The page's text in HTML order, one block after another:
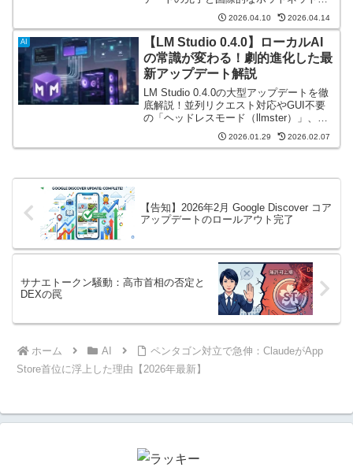
討作戦「Operation Masquerade」の連動
を徹底分析。アクセス減少の正体と、デ
ータ正常化の背景を考察。
2026.04.10 2026.04.14
AI
【LM Studio 0.4.0】ローカルAI
の常識が変わる！劇的進化した最
新アップデート解説
LM Studio 0.4.0の大型アップデートを徹
底解説！並列リクエスト対応やGUI不要
の「ヘッドレスモード（llmster）」、強
力なCLIツール「lms」の使い方まで網
羅。単なるチャットアプリから、最強の
2026.01.29 2026.02.07
【告知】2026年2月 Google Discover コア
アップデートのロールアウト完了
サナエトークン騒動：高市首相の否定と
DEXの罠
ホーム AI
ペンタゴン対立で急伸：ClaudeがApp
Store首位に浮上した理由【2026年最新】